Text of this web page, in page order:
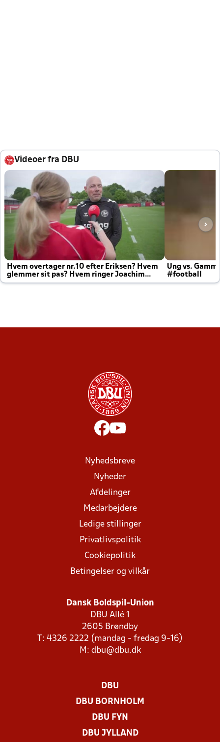
Videoer fra DBU
Hvem overtager nr.10 efter Eriksen? Hvem
glemmer sit pas? Hvem ringer Joachim
altid til efter kampe?
Ung vs.
#football
Nyhedsbreve
Nyheder
Afdelinger
Medarbejdere
Ledige stillinger
Privatlivspolitik
Cookiepolitik
Betingelser og vilkår
Dansk Boldspil-Union
DBU Allé 1
2605 Brøndby
T: 4326 2222 (mandag - fredag 9-16)
M: dbu@dbu.dk
DBU
DBU BORNHOLM
DBU FYN
DBU JYLLAND